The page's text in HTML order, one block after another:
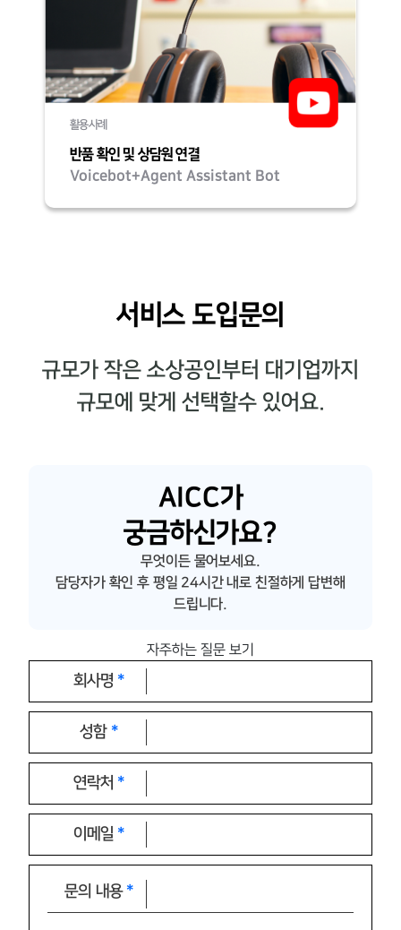
활용사례
반품 확인 및 상담원 연결
Voicebot+Agent Assistant Bot
서비스 도입문의
규모가 작은 소상공인부터 대기업까지
규모에 맞게 선택할수 있어요.
AICC가
궁금하신가요?
무엇이든 물어보세요.
담당자가 확인 후 평일 24시간 내로 친절하게 답변해
드립니다.
자주하는 질문 보기
회사명
성함
연락처
이메일
문의 내용